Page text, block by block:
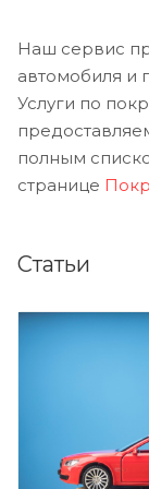
Наш сервис
автомобиля и
Услуги по
полным
странице
Статьи